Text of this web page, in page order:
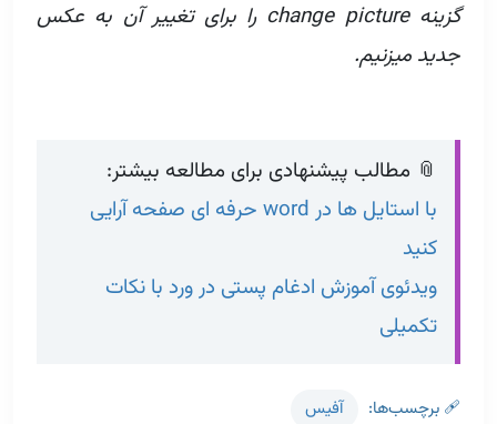
گزینه change picture را برای تغییر آن به عکس
جدید میزنیم.
📎 مطالب پیشنهادی برای مطالعه بیشتر:
با استایل ها در word حرفه ای صفحه آرایی
کنید
ویدئوی آموزش ادغام پستی در ورد با نکات
تکمیلی
🩹 برچسب‌ها آفیس